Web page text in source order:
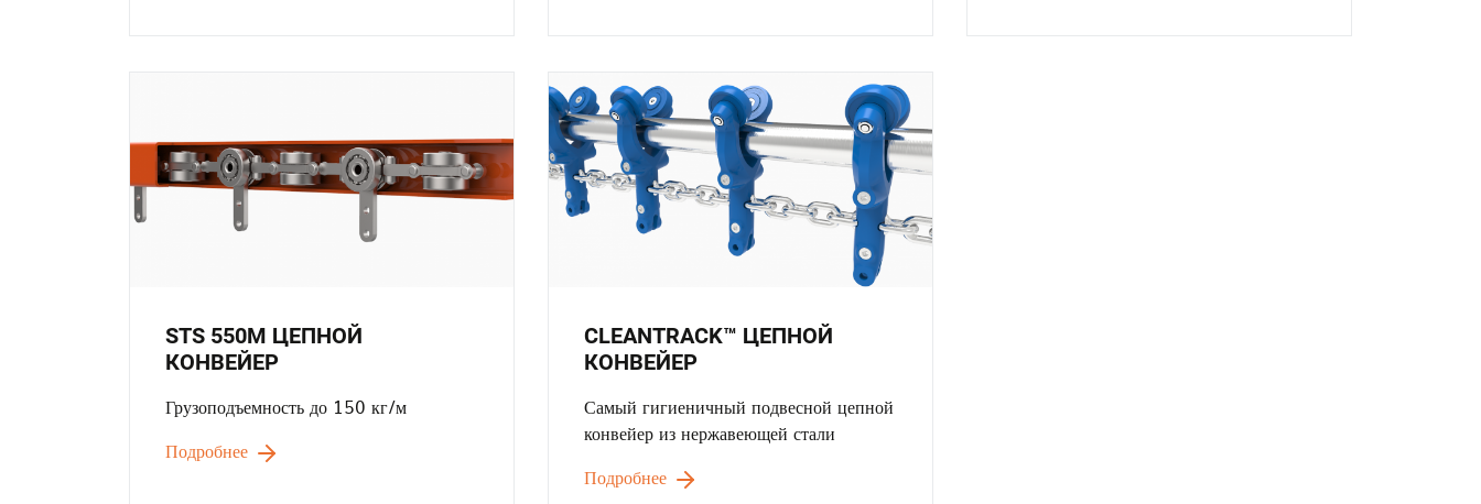
STS 550M ЦЕПНОЙ
КОНВЕЙЕР
Грузоподъемность до 150 кг/м
Подробнее
CLEANTRACK™ ЦЕПНОЙ
КОНВЕЙЕР
Самый гигиеничный подвесной цепной
конвейер из нержавеющей стали
Подробнее